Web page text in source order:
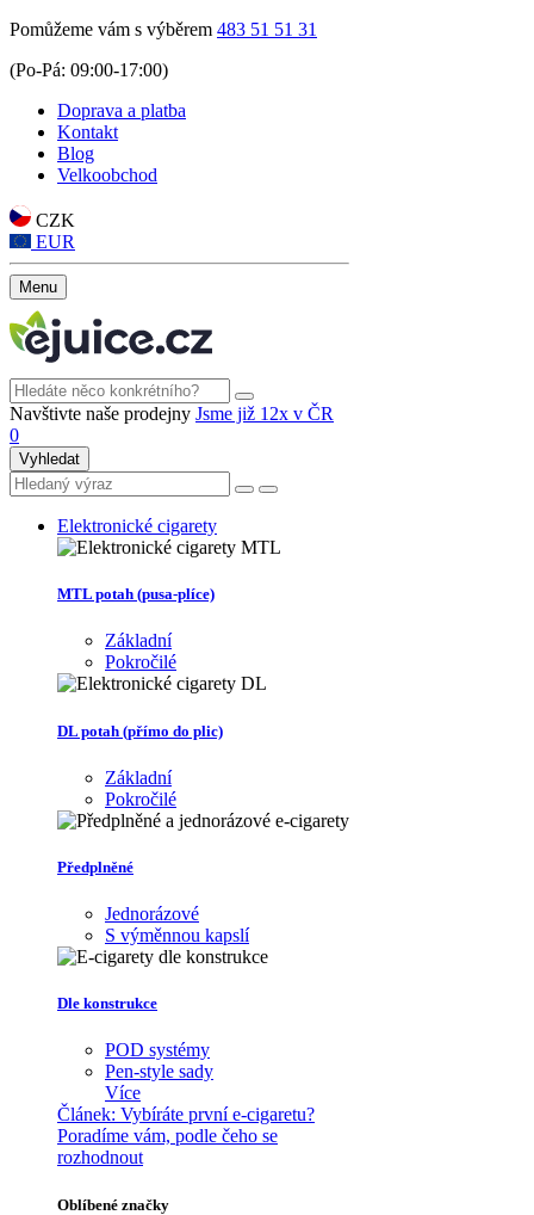
Pomůžeme vám s výběrem 483 51 51 31
(Po-Pá: 09:00-17:00)
Doprava a platba
Kontakt
Blog
Velkoobchod
CZK
EUR
Menu
Navštivte naše prodejny Jsme již 12x v ČR
0
Vyhledat
Elektronické cigarety
MTL potah (pusa-plíce)
Základní
Pokročilé
DL potah (přímo do plic)
Základní
Pokročilé
Předplněné
Jednorázové
S výměnnou kapslí
Dle konstrukce
POD systémy
Pen-style sady
Více
Článek: Vybíráte první e-cigaretu?
Poradíme vám, podle čeho se
rozhodnout
Oblíbené značky